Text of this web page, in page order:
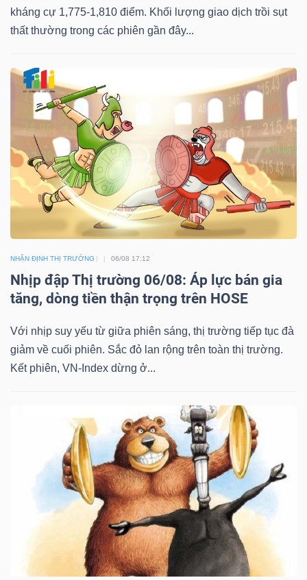
kháng cự 1,775-1,810 điểm. Khối lượng giao dịch trồi sụt
thất thường trong các phiên gần đây...
NHẬN ĐỊNH THỊ TRƯỜNG 06/08 17:12
Nhịp đập Thị trường 06/08: Áp lực bán gia
tăng, dòng tiền thận trọng trên HOSE
Với nhịp suy yếu từ giữa phiên sáng, thị trường tiếp tục đà
giảm về cuối phiên. Sắc đỏ lan rộng trên toàn thị trường.
Kết phiên, VN-Index dừng ở...
MÔ
NGÀNH
DOANH
NGHIỆP
PHIẾU
PHÁI
TƯ